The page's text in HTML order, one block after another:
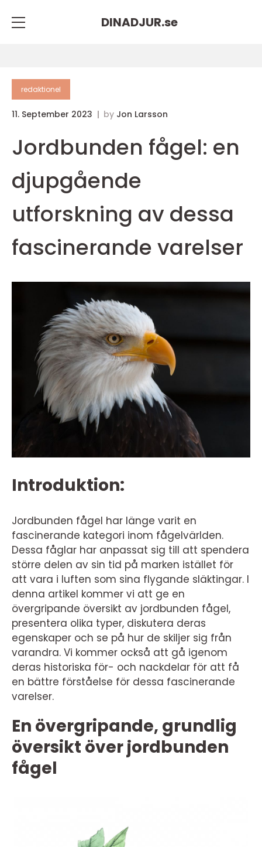
DINADJUR.se
redaktionel
11. September 2023 by Jon Larsson
Jordbunden fågel: en
djupgående
utforskning av dessa
fascinerande varelser
Introduktion:
Jordbunden fågel har länge varit en
fascinerande kategori inom fågelvärlden.
Dessa fåglar har anpassat sig till att spendera
större delen av sin tid på marken istället för
att vara i luften som sina flygande släktingar. I
denna artikel kommer vi att ge en
övergripande översikt av jordbunden fågel,
presentera olika typer, diskutera deras
egenskaper och se på hur de skiljer sig från
varandra. Vi kommer också att gå igenom
deras historiska för- och nackdelar för att få
en bättre förståelse för dessa fascinerande
varelser.
En övergripande, grundlig
översikt över jordbunden
fågel